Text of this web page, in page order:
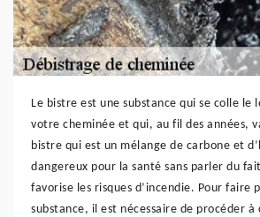
Le bistre est une substance qui se colle le
votre cheminée et qui, au fil des années,
bistre qui est un mélange de carbone et
dangereux pour la santé sans parler du
favorise les risques d’incendie. Pour faire
substance, il est nécessaire de procéder à